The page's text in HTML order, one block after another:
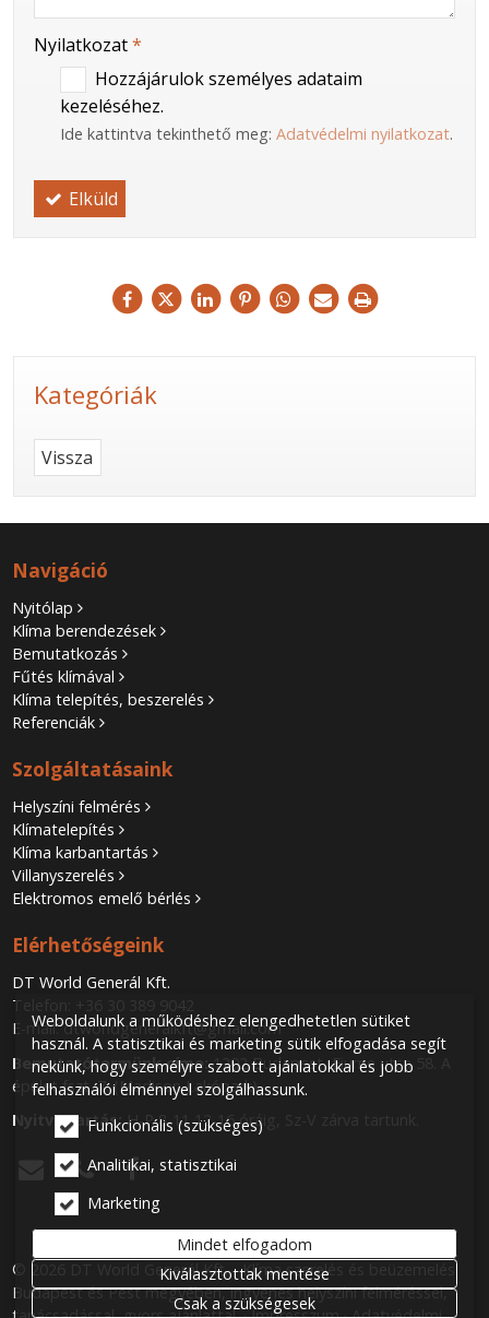
Nyilatkozat*
Hozzájárulok személyes adataim
kezeléséhez.
Ide kattintva tekinthető meg: Adatvédelmi nyilatkozat.
Elküld
Kategóriák
Vissza
Navigáció
Nyitólap
Klíma berendezések
Bemutatkozás
Fűtés klímával
Klíma telepítés, beszerelés
Referenciák
Szolgáltatásaink
Helyszíni felmérés
Klímatelepítés
Klíma karbantartás
Villanyszerelés
Elektromos emelő bérlés
Elérhetőségeink
DT World Generál Kft.
Telefon:
E-mail:dtworldgeneralkft@gmail.com
Bemutatótermünk címe: 1202 Budapest, Fiume utca 58. A
épület fszt. 7. (Madison Lakópark)
Nyitva tartás:H-P 8-11 12-16 óráig, Sz-V zárva tartunk.
 
© 2026 DT World Generál Kft. - Klíma szerelés és beüzemelés
Budapest és Pest megyében, ingyenes helyszíni felméréssel,
Weboldalunk a működéshez elengedhetetlen sütiket
használ. A statisztikai és marketing sütik elfogadása segít
nekünk, hogy személyre szabott ajánlatokkal és jobb
felhasználói élménnyel szolgálhassunk.
Funkcionális (szükséges)
Analitikai, statisztikai
Marketing
Mindet elfogadom
Kiválasztottak mentése
Csak a szükségesek